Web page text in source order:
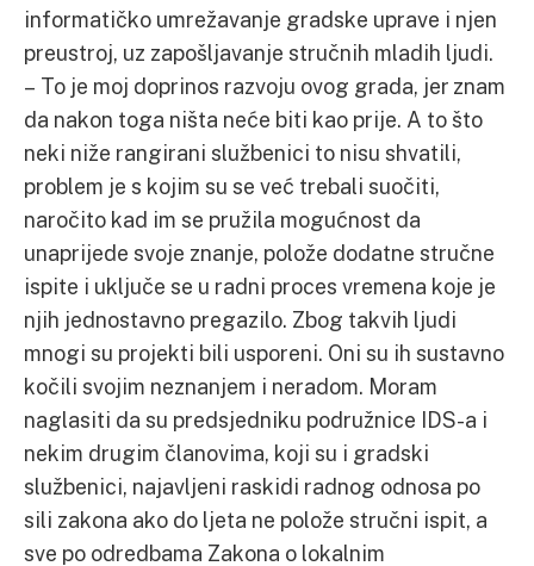
informatičko umrežavanje gradske uprave i njen
preustroj, uz zapošljavanje stručnih mladih ljudi.
– To je moj doprinos razvoju ovog grada, jer znam
da nakon toga ništa neće biti kao prije. A to što
neki niže rangirani službenici to nisu shvatili,
problem je s kojim su se već trebali suočiti,
naročito kad im se pružila mogućnost da
unaprijede svoje znanje, polože dodatne stručne
ispite i uključe se u radni proces vremena koje je
njih jednostavno pregazilo. Zbog takvih ljudi
mnogi su projekti bili usporeni. Oni su ih sustavno
kočili svojim neznanjem i neradom. Moram
naglasiti da su predsjedniku podružnice IDS-a i
nekim drugim članovima, koji su i gradski
službenici, najavljeni raskidi radnog odnosa po
sili zakona ako do ljeta ne polože stručni ispit, a
sve po odredbama Zakona o lokalnim